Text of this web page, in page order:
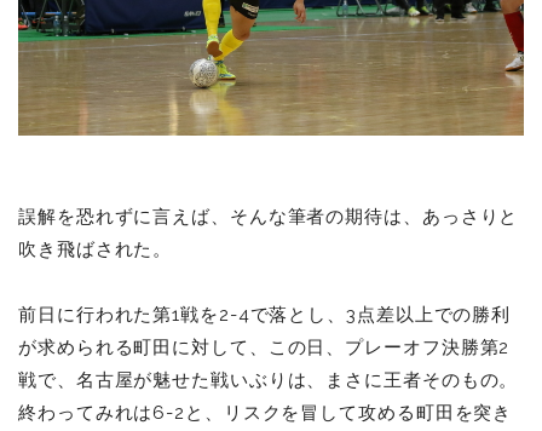
誤解を恐れずに言えば、そんな筆者の期待は、あっさりと
吹き飛ばされた。
前日に行われた第1戦を2-4で落とし、3点差以上での勝利
が求められる町田に対して、この日、プレーオフ決勝第2
戦で、名古屋が魅せた戦いぶりは、まさに王者そのもの。
終わってみれは6-2と、リスクを冒して攻める町田を突き